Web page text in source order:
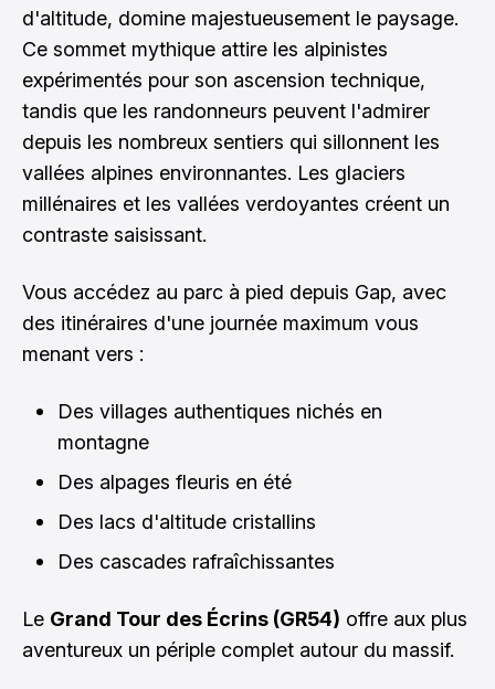
d'altitude, domine majestueusement le paysage.
Ce sommet mythique attire les alpinistes
expérimentés pour son ascension technique,
tandis que les randonneurs peuvent l'admirer
depuis les nombreux sentiers qui sillonnent les
vallées alpines environnantes. Les glaciers
millénaires et les vallées verdoyantes créent un
contraste saisissant.
Vous accédez au parc à pied depuis Gap, avec
des itinéraires d'une journée maximum vous
menant vers :
Des villages authentiques nichés en
montagne
Des alpages fleuris en été
Des lacs d'altitude cristallins
Des cascades rafraîchissantes
Le Grand Tour des Écrins (GR54) offre aux plus
aventureux un périple complet autour du massif.